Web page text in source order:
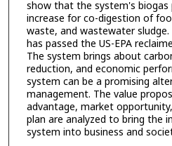
show that the system's
increase for co-digestion of
waste, and wastewater
has passed the US-EPA
The system brings about
reduction, and economic
system can be a promising
management. The value
advantage, market
plan are analyzed to bring the
system into business and